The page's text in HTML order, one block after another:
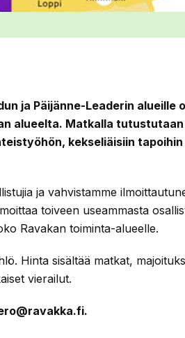
ja Päijänne-Leaderin alueille
alueelta. Matkalla
kekseliäisiin
ja vahvistamme
toiveen useammasta
Ravakan toiminta-alueelle.
Hinta sisältää matkat,
vierailut.